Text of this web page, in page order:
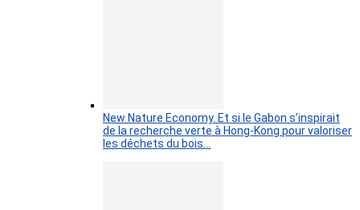
New Nature Economy. Et si le Gabon s’inspirait
de la recherche verte à Hong-Kong pour valoriser
les déchets du bois…